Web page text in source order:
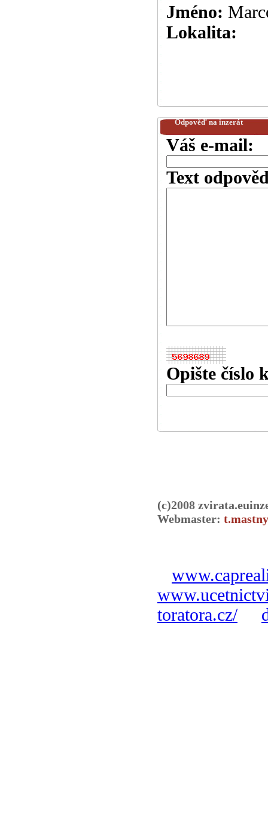
Jméno:
Lokalita:
Odpověď na inzerát
Váš e-mail:
Text
Opište číslo
(c)2008
Webmaster:
toratora.cz/